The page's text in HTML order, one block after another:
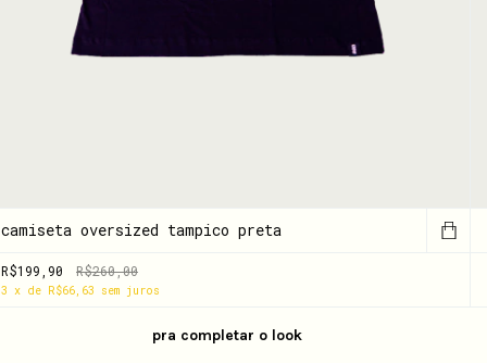
camiseta oversized tampico preta
R$199,90 R$260,00
3 x de R$66,63 sem juros
pra completar o look